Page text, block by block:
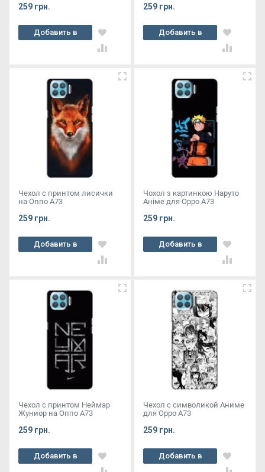
259 грн.
Добавить в
корзину
259 грн.
Добавить в
корзину
Чехол с принтом лисички
на Оппо А73
259 грн.
Добавить в
корзину
Чохол з картинкою Наруто
Аніме для Oppo A73
259 грн.
Добавить в
корзину
Чехол с принтом Неймар
Жуниор на Оппо А73
259 грн.
Добавить в
корзину
Чехол с символикой Аниме
для Oppo A73
259 грн.
Добавить в
корзину